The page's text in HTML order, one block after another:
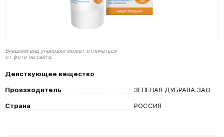
Внешний вид упаковки может отличаться
от фото на сайте.
Действующее вещество
Производитель
ЗЕЛЕНАЯ ДУБРАВА ЗАО
Страна
РОССИЯ